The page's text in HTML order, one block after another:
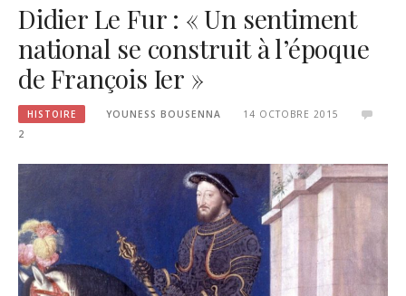
Didier Le Fur : « Un sentiment
national se construit à l’époque
de François Ier »
HISTOIRE YOUNESS BOUSENNA
14 OCTOBRE 2015
2